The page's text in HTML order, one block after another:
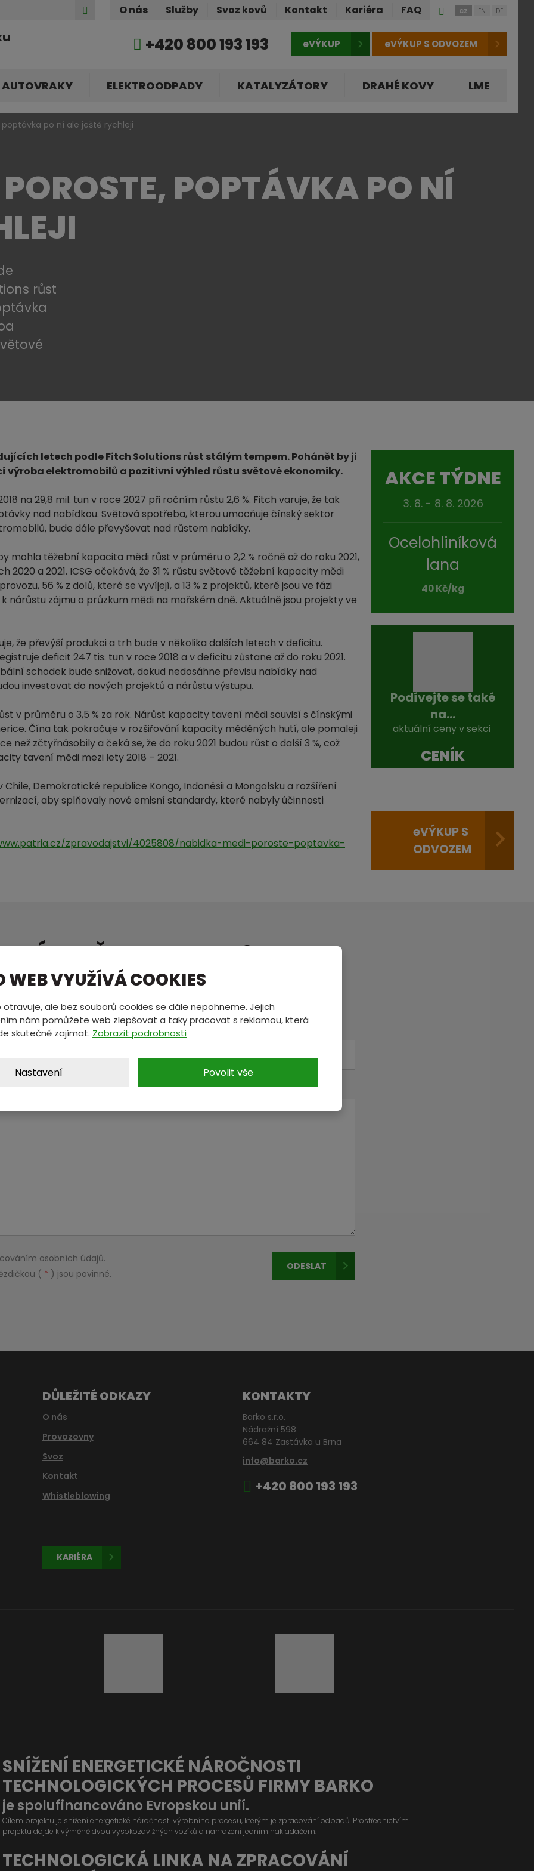
+420 800 193 193
Hledat O nás Služby Svoz kovů Kontakt Kariéra FAQ
eVÝKUP eVÝKUP S ODVOZEM
Přihlášení
klienstké
CZ EN DE
AUTOVRAKY ELEKTROODPADY KATALYZÁTORY DRAHÉ KOVY LME
po ní ale ještě rychleji
POPTÁVKA PO NÍ
růst
letech podle Fitch Solutions růst stálým tempem. Pohánět by ji
elektromobilů a pozitivní výhled růstu světové ekonomiky.
na 29,8 mil. tun v roce 2027 při ročním růstu 2,6 %. Fitch varuje, že tak
nad nabídkou. Světová spotřeba, kterou umocňuje čínský sektor
bude dále převyšovat nad růstem nabídky.
mohla těžební kapacita mědi růst v průměru o 2,2 % ročně až do roku 2021,
a 2021. ICSG očekává, že 31 % růstu světové těžební kapacity mědi
56 % z dolů, které se vyvíjejí, a 13 % z projektů, které jsou ve fázi
nárůstu zájmu o průzkum mědi na mořském dně. Aktuálně jsou projekty ve
že převýší produkci a trh bude v několika dalších letech v deficitu.
deficit 247 tis. tun v roce 2018 a v deficitu zůstane až do roku 2021.
schodek bude snižovat, dokud nedosáhne převisu nabídky nad
investovat do nových projektů a nárůstu výstupu.
v průměru o 3,5 % za rok. Nárůst kapacity tavení mědi souvisí s čínskými
Čína tak pokračuje v rozšiřování kapacity měděných hutí, ale pomaleji
než zčtyřnásobily a čeká se, že do roku 2021 budou růst o další 3 %, což
tavení mědi mezi lety 2018 – 2021.
Demokratické republice Kongo, Indonésii a Mongolsku a rozšíření
aby splňovaly nové emisní standardy, které nabyly účinnosti
zpravodajstvi/4025808/nabidka-medi-poroste-poptavka-
AKCE TÝDNE
3. 8. - 8. 8. 2026
Ocelohliníková
lana
40 Kč/kg
Podívejte se také
na...
aktuální ceny v sekci
CENÍK
eVÝKUP S
ODVOZEM
MÁTE NĚCO NA SRDCI?
nám zprávu a my se vám ozveme.
* E-mail *
osobních údajů.
( * ) jsou povinné.
ODESLAT
DŮLEŽITÉ ODKAZY
O nás
Provozovny
Svoz
Kontakt
Whistleblowing
KARIÉRA
KONTAKTY
Barko s.r.o.
Nádražní 598
664 84 Zastávka u Brna
info@barko.cz
+420 800 193 193
SNÍŽENÍ ENERGETICKÉ NÁROČNOSTI
TECHNOLOGICKÝCH PROCESŮ FIRMY BARKO
je spolufinancováno Evropskou unií.
Cílem projektu je snížení energetické náročnosti výrobního procesu, kterým je zpracování odpadů. Prostřednictvím
projektu dojde k výměně dvou vysokozdvižných vozíků a nahrazení jedním nakladačem.
TECHNOLOGICKÁ LINKA NA ZPRACOVÁNÍ
WEB VYUŽÍVÁ COOKIES
otravuje, ale bez souborů cookies se dále nepohneme. Jejich
nám pomůžete web zlepšovat a taky pracovat s reklamou, která
skutečně zajímat. Zobrazit podrobnosti
Nastavení Povolit vše